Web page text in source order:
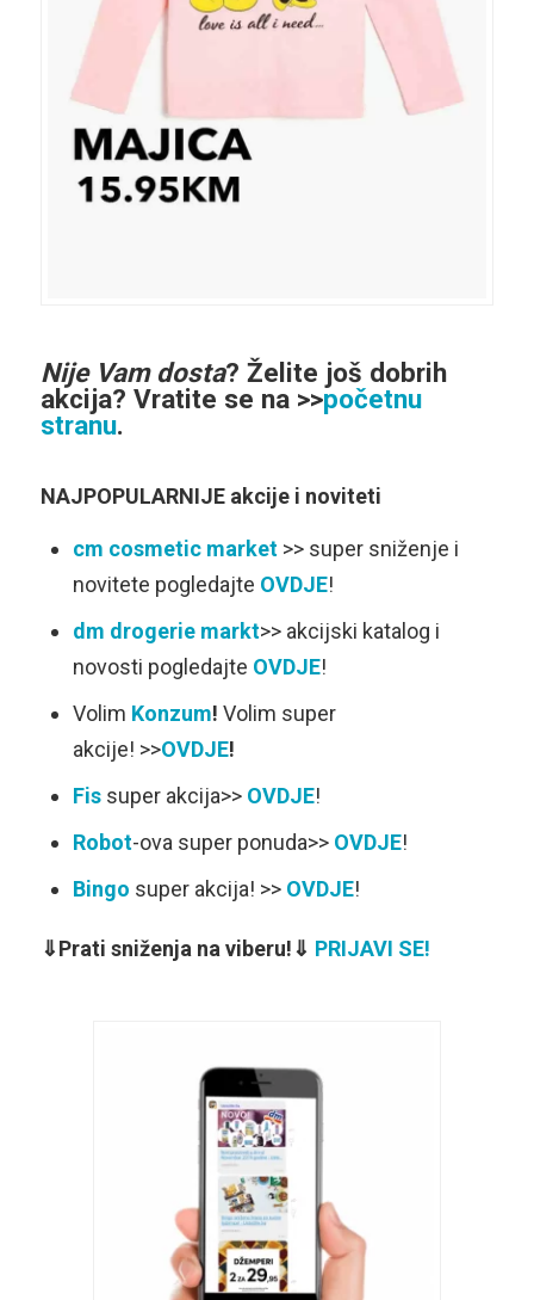
Nije Vam dosta? Želite još dobrih
akcija? Vratite se na >>početnu
stranu.
NAJPOPULARNIJE akcije i noviteti
cm cosmetic market>> super sniženje i
novitete pogledajte OVDJE!
dm drogerie markt>> akcijski katalog i
novosti pogledajte OVDJE!
Volim Konzum! Volim super
akcije! >>OVDJE!
Fissuper akcija>> OVDJE!
Robot-ova super ponuda>> OVDJE!
Bingo super akcija! >> OVDJE!
⇓Prati sniženja na viberu!⇓ PRIJAVI SE!